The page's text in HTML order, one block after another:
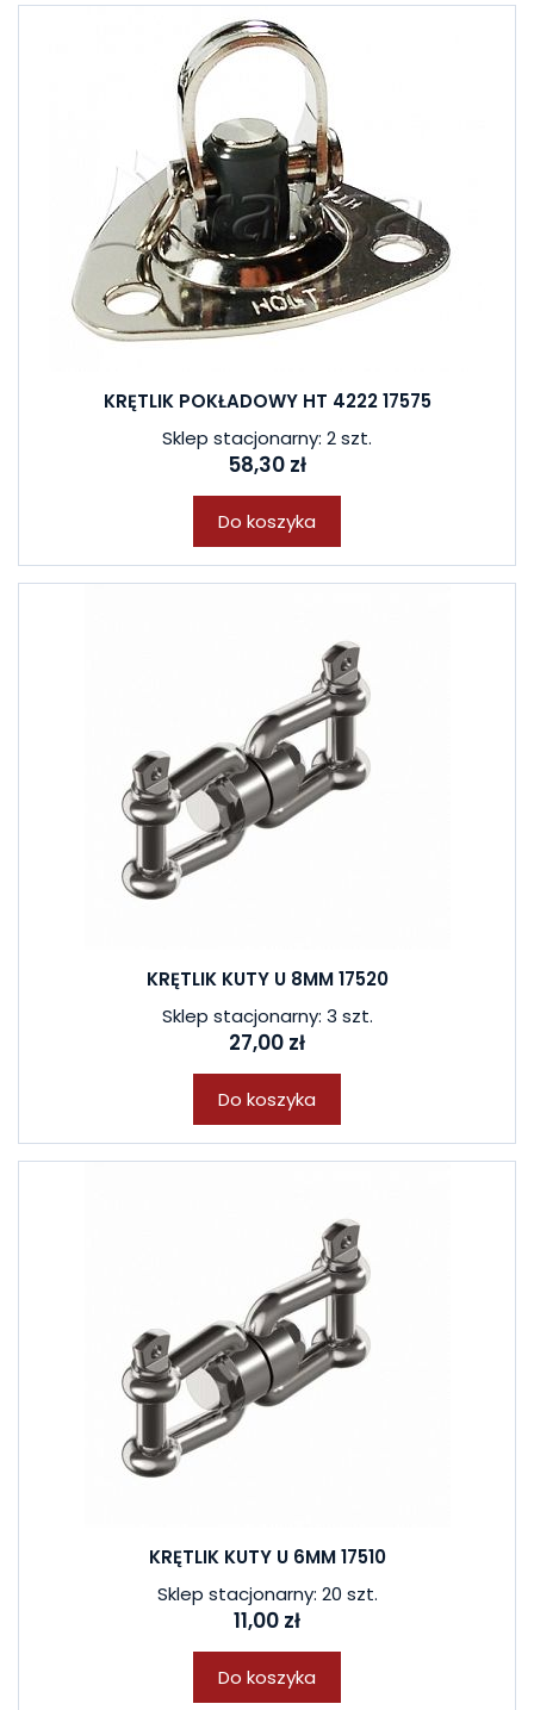
KRĘTLIK POKŁADOWY HT 4222 17575
Sklep stacjonarny: 2 szt.
58,30 zł
Do koszyka
KRĘTLIK KUTY U 8MM 17520
Sklep stacjonarny: 3 szt.
27,00 zł
Do koszyka
KRĘTLIK KUTY U 6MM 17510
Sklep stacjonarny: 20 szt.
11,00 zł
Do koszyka